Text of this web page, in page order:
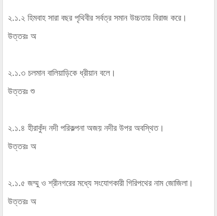
২.১.২ হিমবাহ সারা বছর পৃথিবীর সর্বত্র সমান উচ্চতায় বিরাজ করে।
উত্তরঃ অ
২.১.৩ চলমান বালিয়াড়িকে ধ্রীয়ান বলে।
উত্তরঃ শু
২.১.৪ হীরাকুঁদ নদী পরিকল্পনা অজয় নদীর উপর অবস্থিত।
উত্তরঃ অ
২.১.৫ জম্মু ও শ্রীনগরের মধ্যে সংযোগকারী গিরিপথের নাম জোজিলা।
উত্তরঃ অ